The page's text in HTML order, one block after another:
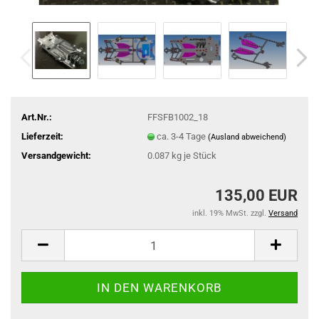
Art.Nr.:
FFSFB1002_18
Lieferzeit:
ca. 3-4 Tage (Ausland abweichend)
Versandgewicht: 0.087kg je Stück
135,00 EUR
inkl. 19% MwSt. zzgl. Versand